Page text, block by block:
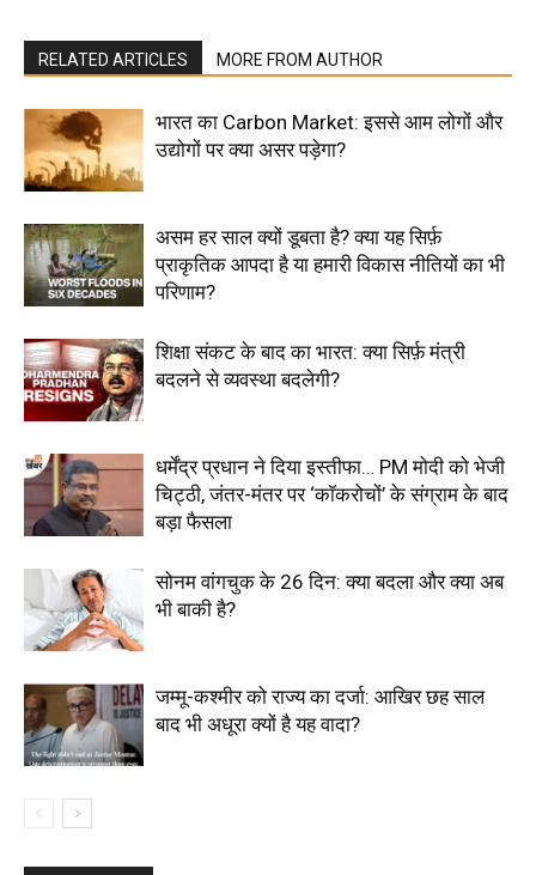
RELATED ARTICLES MORE FROM AUTHOR
भारत का Carbon Market: इससे आम लोगों और
उद्योगों पर क्या असर पड़ेगा?
असम हर साल क्यों डूबता है? क्या यह सिर्फ़
प्राकृतिक आपदा है या हमारी विकास नीतियों का भी
परिणाम?
शिक्षा संकट के बाद का भारत: क्या सिर्फ़ मंत्री
बदलने से व्यवस्था बदलेगी?
धर्मेंद्र प्रधान ने दिया इस्तीफा… PM मोदी को भेजी
चिट्ठी, जंतर-मंतर पर ‘कॉकरोचों’ के संग्राम के बाद
बड़ा फैसला
सोनम वांगचुक के 26 दिन: क्या बदला और क्या अब
भी बाकी है?
जम्मू-कश्मीर को राज्य का दर्जा: आखिर छह साल
बाद भी अधूरा क्यों है यह वादा?